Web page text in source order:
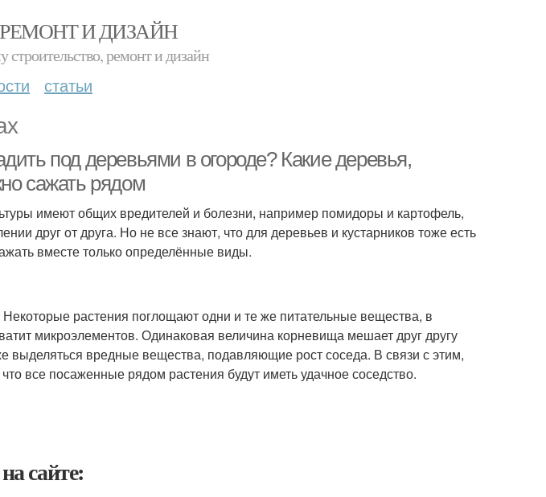
И ДИЗАЙН
ремонт и дизайн
статьи
под деревьями в огороде? Какие деревья,
сажать рядом
имеют общих вредителей и болезни, например помидоры и картофель,
друг от друга. Но не все знают, что для деревьев и кустарников тоже есть
вместе только определённые виды.
растения поглощают одни и те же питательные вещества, в
микроэлементов. Одинаковая величина корневища мешает друг другу
выделяться вредные вещества, подавляющие рост соседа. В связи с этим,
все посаженные рядом растения будут иметь удачное соседство.
сайте: